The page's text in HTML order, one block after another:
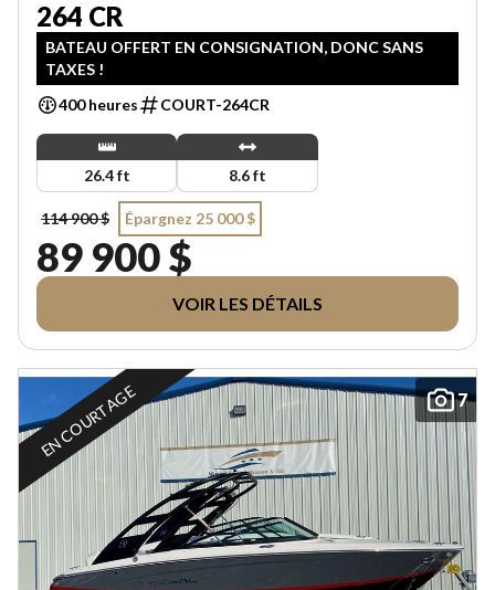
264 CR
BATEAU OFFERT EN CONSIGNATION, DONC SANS
TAXES !
400 heures
COURT-264CR
26.4 ft 8.6 ft
114 900 $ Épargnez 25 000 $
89 900 $
VOIR LES DÉTAILS
7
EN COURTAGE